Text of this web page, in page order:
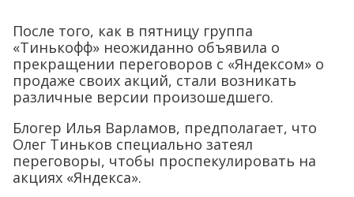
После того, как в пятницу группа
«Тинькофф» неожиданно объявила о
прекращении переговоров с «Яндексом» о
продаже своих акций, стали возникать
различные версии произошедшего.
Блогер Илья Варламов, предполагает, что
Олег Тиньков специально затеял
переговоры, чтобы проспекулировать на
акциях «Яндекса».